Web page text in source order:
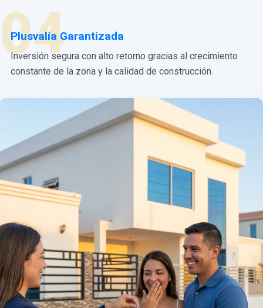
04
Plusvalía Garantizada
Inversión segura con alto retorno gracias al crecimiento
constante de la zona y la calidad de construcción.